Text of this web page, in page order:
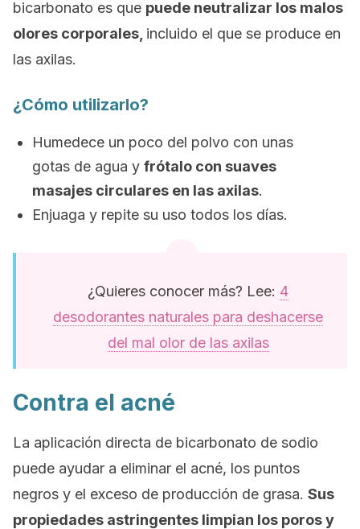
bicarbonato es que puede neutralizar los malos
olores corporales, incluido el que se produce en
las axilas.
¿Cómo utilizarlo?
Humedece un poco del polvo con unas
gotas de agua y frótalo con suaves
masajes circulares en las axilas.
Enjuaga y repite su uso todos los días.
¿Quieres conocer más? Lee: 4
desodorantes naturales para deshacerse
del mal olor de las axilas
Contra el acné
La aplicación directa de bicarbonato de sodio
puede ayudar a eliminar el acné, los puntos
negros y el exceso de producción de grasa. Sus
propiedades astringentes limpian los poros y